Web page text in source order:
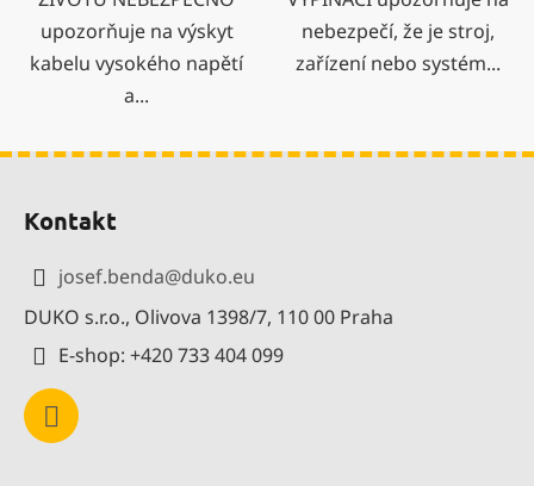
upozorňuje na výskyt
kabelu vysokého napětí
a...
nebezpečí, že je stroj,
zařízení nebo systém...
Kontakt
josef.benda@duko.eu
DUKO s.r.o., Olivova 1398/7, 110 00 Praha
E-shop: +420 733 404 099